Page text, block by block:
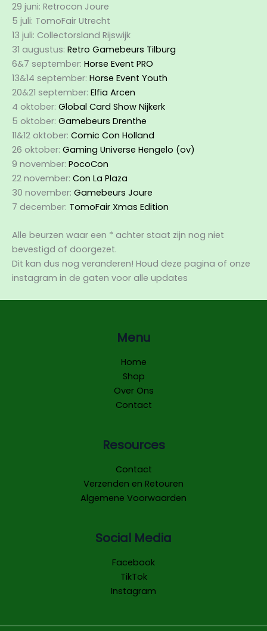
29 juni: Retrocon Joure
5 juli: TomoFair Utrecht
13 juli: Collectorsland Rijswijk
31 augustus: Retro Gamebeurs Tilburg
6&7 september: Horse Event PRO
13&14 september: Horse Event Youth
20&21 september: Elfia Arcen
4 oktober: Global Card Show Nijkerk
5 oktober: Gamebeurs Drenthe
11&12 oktober: Comic Con Holland
26 oktober: Gaming Universe Hengelo (ov)
9 november: PocoCon
22 november: Con La Plaza
30 november: Gamebeurs Joure
7 december: TomoFair Xmas Edition
Alle beurzen waar een * achter staat zijn nog niet
bevestigd of doorgezet.
Dit kan dus nog veranderen! Houd deze pagina of onze
instagram in de gaten voor alle updates
Menu
Home
Shop
Over Ons
Contact
Resources
Contact
Verzenden en Retouren
Algemene Voorwaarden
Social Media
Facebook
TikTok
Instagram